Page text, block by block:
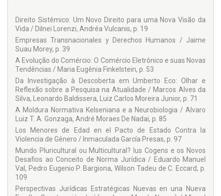
Alvaro Luiz Travassos de Azevedo Gonzaga
Ana Lúcia Seifriz Badia
André Moraes De Nadai
Andréa Vulcanis
Antônio de Moura Borges
Bruno Miragem
Clayton Gomes de Medeiros
Conceição de Maria Freire Leite
Daniela Carvalho Almeida da Costa
Dilnei Lorenzi
Eduardo Manuel Val
Fabiana Oliveira Bastos de Castro
Francisca M. Rosselló Rubert
Direito Sistêmico: Um Novo Direito para uma Nova Visão da
Vida / Dilnei Lorenzi, Andréa Vulcanis, p. 19
Empresas Transnacionales y Derechos Humanos / Jaime
Suau Morey, p. 39
A Evolução do Comércio: O Comércio Eletrônico e suas Novas
Tendências / Maria Eugênia Finkelstein, p. 53
Da Investigação à Descoberta em Umberto Eco: Olhar e
Reflexão sobre a Pesquisa na Atualidade / Marcos Alves da
Silva, Leonardo Baldissera, Luiz Carlos Moreira Junior, p. 71
A Moldura Normativa Kelseniana e a Neurobiologia / Alvaro
Luiz T. A. Gonzaga, André Moraes De Nadai, p. 85
Los Menores de Edad en el Pacto de Estado Contra la
Violencia de Género / Inmaculada García Presas, p. 97
Mundo Pluricultural ou Multicultural? Ius Cogens e os Novos
Desafios ao Conceito de Norma Jurídica / Eduardo Manuel
Val, Pedro Eugenio P. Bargiona, Wilson Tadeu de C. Eccard, p.
109
Perspectivas Jurídicas Estratégicas Nuevas en una Nueva